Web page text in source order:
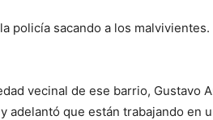
policía sacando a los
vecinal de ese barrio, Gustavo
adelantó que están trabajando en